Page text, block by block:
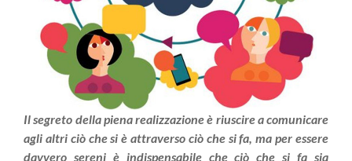
Il segreto della piena realizzazione è riuscire a comunicare
agli altri ciò che si è attraverso ciò che si fa, ma per essere
davvero sereni è indispensabile che ciò che si fa sia